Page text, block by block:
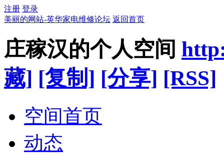
注册 登录
美丽的网站-英华家电维修论坛 返回首页
庄稼汉的个人空间
藏] [复制] [分享] [RSS]
空间首页
动态